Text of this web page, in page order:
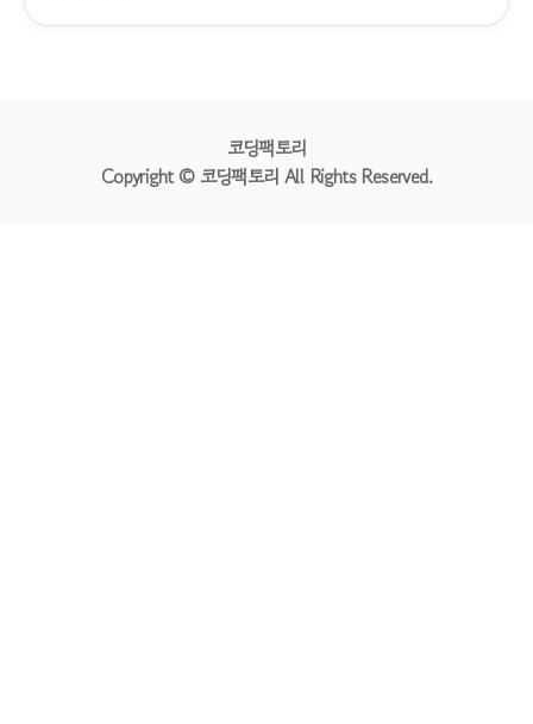
코딩팩토리
Copyright © 코딩팩토리 All Rights Reserved.